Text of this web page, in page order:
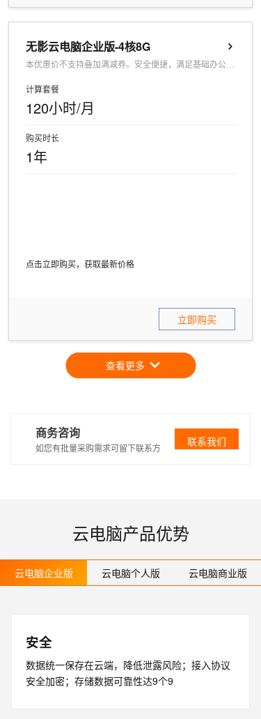
无影云电脑企业版-4核8G
计算套餐
120小时/月
购买时长
1年
点击立即购买，获取最新价格
立即购买
查看更多
商务咨询
如您有批量采购需求可留下联系方
联系我们
云电脑产品优势
云电脑企业版 云电脑个人版 云电脑商业版
安全
数据统一保存在云端，降低泄露风险；接入协议
安全加密；存储数据可靠性达9个9